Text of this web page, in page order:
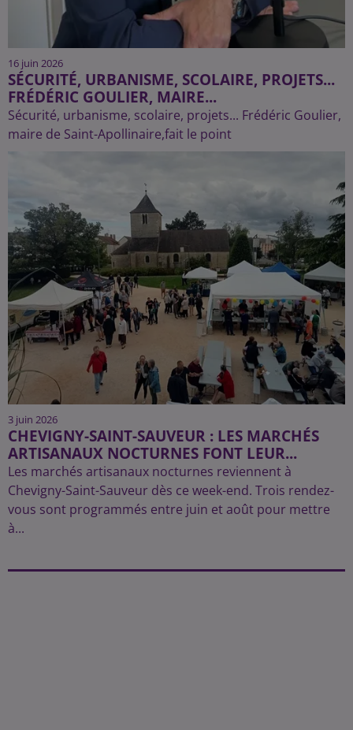
16 juin 2026
SÉCURITÉ, URBANISME, SCOLAIRE, PROJETS...
FRÉDÉRIC GOULIER, MAIRE...
Sécurité, urbanisme, scolaire, projets... Frédéric Goulier,
maire de Saint-Apollinaire,fait le point
3 juin 2026
CHEVIGNY-SAINT-SAUVEUR : LES MARCHÉS
ARTISANAUX NOCTURNES FONT LEUR...
Les marchés artisanaux nocturnes reviennent à
Chevigny-Saint-Sauveur dès ce week-end. Trois rendez-
vous sont programmés entre juin et août pour mettre
à...